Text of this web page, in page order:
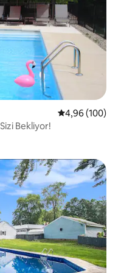
5 üzerinden
4,96 (100)
Bekliyor!